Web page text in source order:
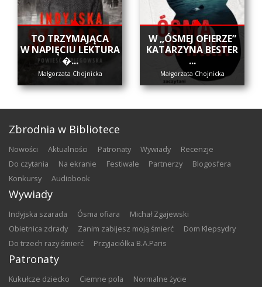
​TO TRZYMAJĄCA
W NAPIĘCIU LEKTURA
�...
Małgorzata Chojnicka
W „ÓSMEJ OFIERZE”
KATARZYNA BESTER
...
Małgorzata Chojnicka
Zbrodnia w Bibliotece
nowości aktualności patronaty wywiady
recenzje
do czytania
na ekranie festiwale partnerzy
blogosfera
konkursy
audiobook
Wywiady
Indyjska szarada Ósma ofiara
Michał Zgajewski
Obietnica zdrady
Zanim zabijesz moją śmierć
Dom Klepsydry
Do trzech razy śmierć
Przyjaciółka B.A.Paris
Patronaty
Kukułcze dziecko Ciemne pola Normalne życie